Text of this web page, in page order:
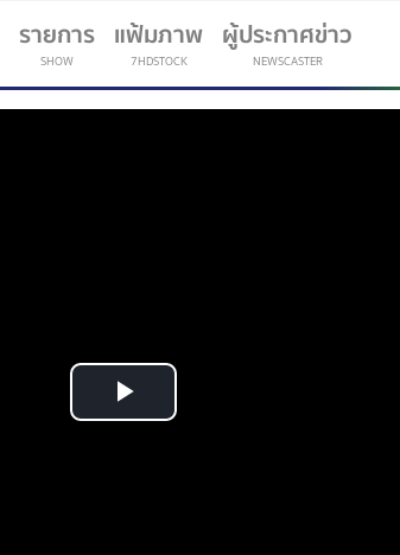
รายการ
SHOW
แฟ้มภาพ
7HDSTOCK
ผู้ประกาศข่าว
NEWSCASTER
Play